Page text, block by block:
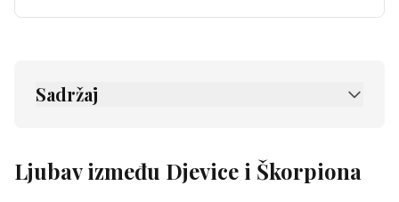
Sadržaj
Prijateljstvo između Djevice i Škorpiona
Ljubav između Djevice i Škorpiona